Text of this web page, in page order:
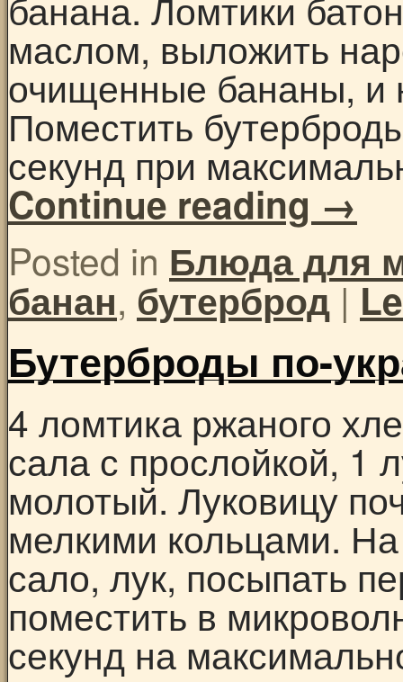
маслом, выложить
очищенные бананы, и
Поместить
секунд при
Continue reading →
Posted in Блюда для
банан, бутерброд|
Бутерброды по-
4 ломтика ржаного
сала с прослойкой, 1
молотый. Луковицу
мелкими кольцами.
сало, лук, посыпать
поместить в
секунд на